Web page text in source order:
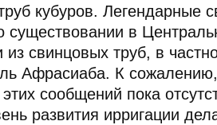
кубуров. Легендарные
в
свинцовых труб, в
Афрасиаба. К сожалению,
сообщений пока
развития ирригации